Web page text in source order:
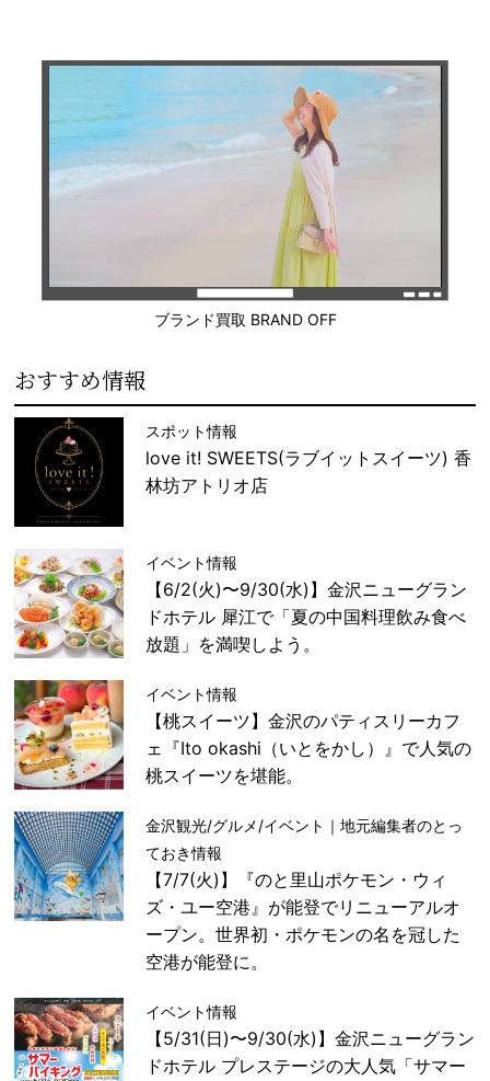
ブランド買取 BRAND OFF
おすすめ情報
スポット情報
love it! SWEETS(ラブイットスイーツ) 香
林坊アトリオ店
イベント情報
【6/2(火)〜9/30(水)】金沢ニューグラン
ドホテル 犀江で「夏の中国料理飲み食べ
放題」を満喫しよう。
イベント情報
【桃スイーツ】金沢のパティスリーカフ
ェ『Ito okashi（いとをかし）』で人気の
桃スイーツを堪能。
金沢観光/グルメ/イベント｜地元編集者のとっ
ておき情報
【7/7(火)】『のと里山ポケモン・ウィ
ズ・ユー空港』が能登でリニューアルオ
ープン。世界初・ポケモンの名を冠した
空港が能登に。
イベント情報
【5/31(日)〜9/30(水)】金沢ニューグラン
ドホテル プレステージの大人気「サマー